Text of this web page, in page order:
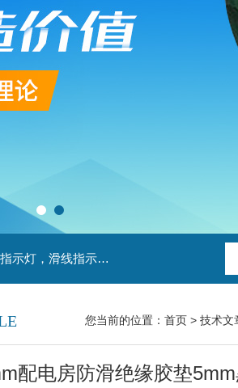
主营产品：滑触线，安全滑触线，刚体滑触线，多级管式集电器，行车电源指示灯，滑线指示灯，集电器，扁平电缆，H型单级安全滑触器，电缆滑轨滑车
您当前的位置： 首页 > 技术文
配电房防滑绝缘胶垫